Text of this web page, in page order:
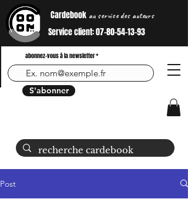
Cardebook au service des auteurs
Service client:07-80-54-13-93
abonnez-vous à la newsletter
S'abonner
Post